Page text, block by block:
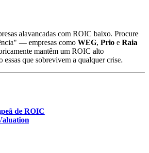
alavancadas com ROIC baixo. Procure
— empresas como WEG, Prio e Raia
mantêm um ROIC alto
essas que sobrevivem a qualquer crise.
de ROIC